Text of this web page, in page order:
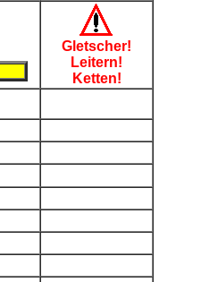
Gletscher!
Leitern!
Ketten!